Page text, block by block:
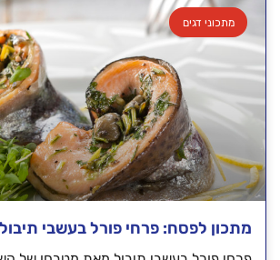
מתכוני דגים
מתכון לפסח: פרחי פורל בעשבי תיבול